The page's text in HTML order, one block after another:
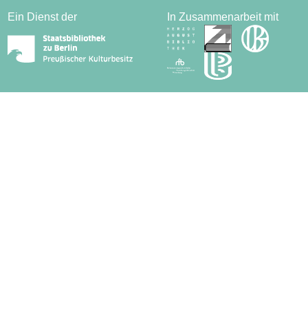
Ein Dienst der In Zusammenarbeit mit